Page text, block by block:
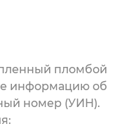
пломбой
информацию об
номер (УИН).